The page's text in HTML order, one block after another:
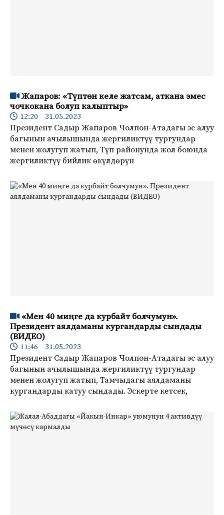
Жапаров: «Түптөн келе жатсам, аткана эмес
чочкокана болуп калыптыр»
12:20 31.05.2023
Президент Садыр Жапаров Чолпон-Атадагы эс алуу
багынын ачылышында жергиликтүү тургундар
менен жолугуп жатып, Түп районунда жол боюнда
жергиликтүү бийлик өкүлдөрүн
«Мен 40 миңге да курбайт болчумун».
Президент аялдаманы кургандарды сындады
(ВИДЕО)
11:46 31.05.2023
Президент Садыр Жапаров Чолпон-Атадагы эс алуу
багынын ачылышында жергиликтүү тургундар
менен жолугуп жатып, Тамчыдагы аялдаманы
кургандарды катуу сындады. Эскерте кетсек,